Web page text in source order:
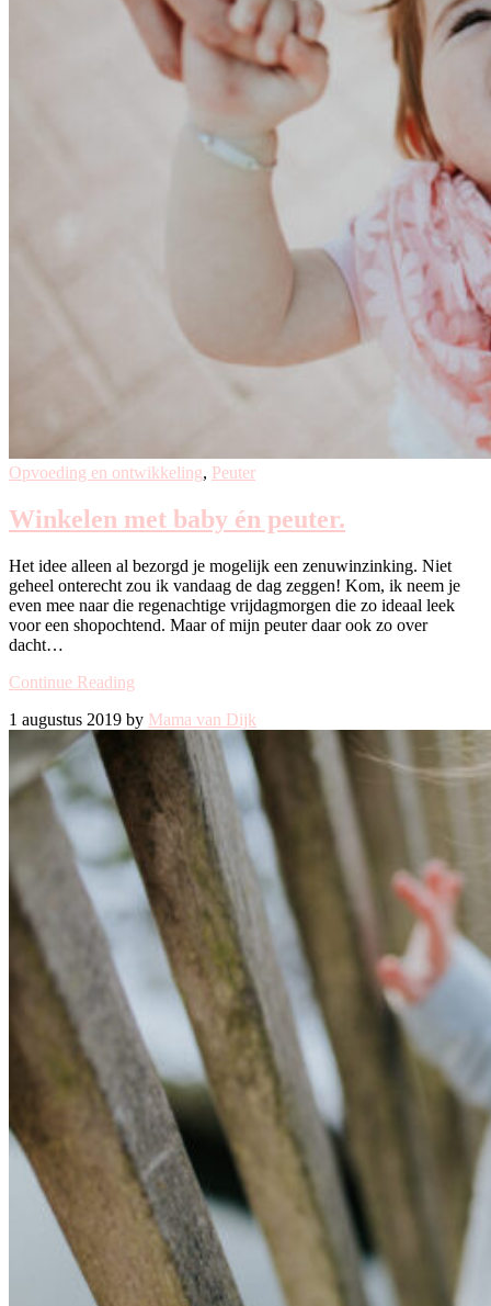
Opvoeding en ontwikkeling, Peuter
Winkelen met baby én peuter.
Het idee alleen al bezorgd je mogelijk een zenuwinzinking. Niet
geheel onterecht zou ik vandaag de dag zeggen! Kom, ik neem je
even mee naar die regenachtige vrijdagmorgen die zo ideaal leek
voor een shopochtend. Maar of mijn peuter daar ook zo over
dacht…
Continue Reading
1 augustus 2019 by Mama van Dijk